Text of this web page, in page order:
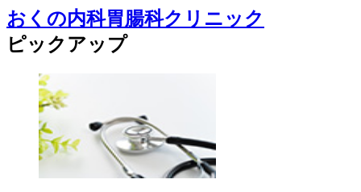
おくの内科胃腸科クリニック
ピックアップ